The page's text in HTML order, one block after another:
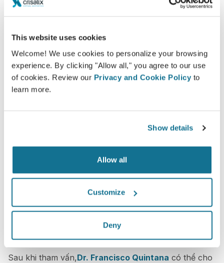
This website uses cookies
Welcome! We use cookies to personalize your browsing
experience. By clicking "Allow all," you agree to our use
of cookies. Review our Privacy and Cookie Policy to
learn more.
Show details
Allow all
Customize
Deny
ngực đã trải qua phẫu thuật từ tháng 5 năm 2010 đến tháng 9
Bạn muốn biết những gì tốt nhất cho
bạn?
Sau khi tham vấn,Dr. Francisco Quintana có thể cho